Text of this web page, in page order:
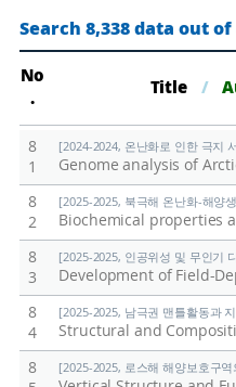
Search 8,338 data out of
No
.
Title /
8
1
[2024-2024, 온난화로 인한 극지
8
2
[2025-2025, 북극해 온난화-해양
8
3
[2025-2025, 인공위성 및 무인기
8
4
[2025-2025, 남극권 맨틀활동과
8
[2025-2025, 로스해 해양보호구